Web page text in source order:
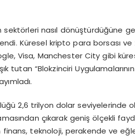
sektörleri nasıl dönüştürdüğüne
Küresel kripto para borsası
Visa, Manchester City gibi
tutan “Blokzinciri
2,6 trilyon dolar seviyelerinde
çıkarak geniş ölçekli
finans, teknoloji, perakende ve